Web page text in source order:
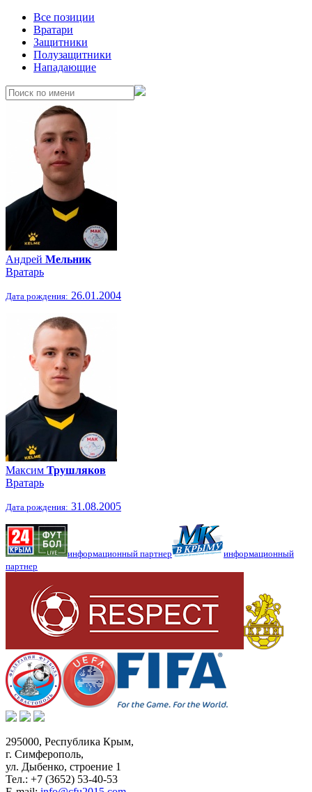
Все позиции
Вратари
Защитники
Полузащитники
Нападающие
Андрей Мельник
Вратарь
Дата рождения: 26.01.2004
Максим Трушляков
Вратарь
Дата рождения: 31.08.2005
информационный партнер
информационный
партнер
295000, Республика Крым,
г. Симферополь,
ул. Дыбенко, строение 1
Тел.: +7 (3652) 53-40-53